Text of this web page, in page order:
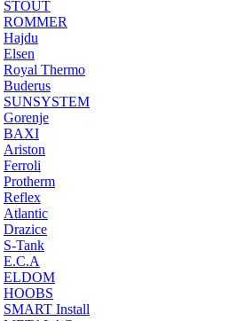
STOUT
ROMMER
Hajdu
Elsen
Royal Thermo
Buderus
SUNSYSTEM
Gorenje
BAXI
Ariston
Ferroli
Protherm
Reflex
Atlantic
Drazice
S-Tank
E.C.A
ELDOM
HOOBS
SMART Install